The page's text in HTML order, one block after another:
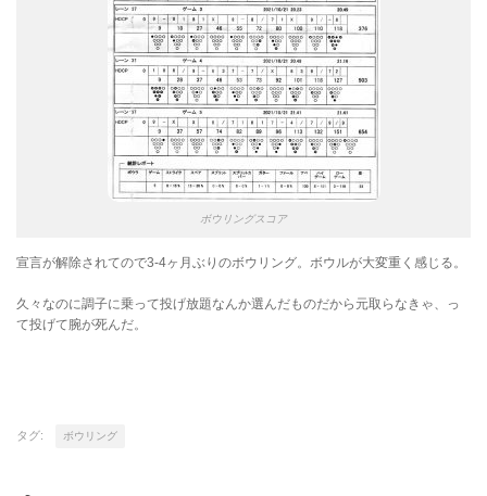
ボウリングスコア
宣言が解除されてので3-4ヶ月ぶりのボウリング。ボウルが大変重く感じる。
久々なのに調子に乗って投げ放題なんか選んだものだから元取らなきゃ、っ
て投げて腕が死んだ。
タグ: ボウリング